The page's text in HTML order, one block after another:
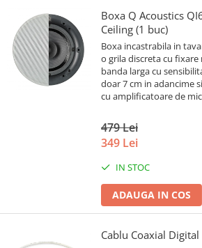
Boxa Q Acoustics
Ceiling (1 buc)
Boxa incastrabila in
o grila discreta cu
banda larga cu
doar 7 cm in adancime
cu amplificatoare de
479 Lei
349 Lei
IN STOC
ADAUGA IN COS
Cablu Coaxial